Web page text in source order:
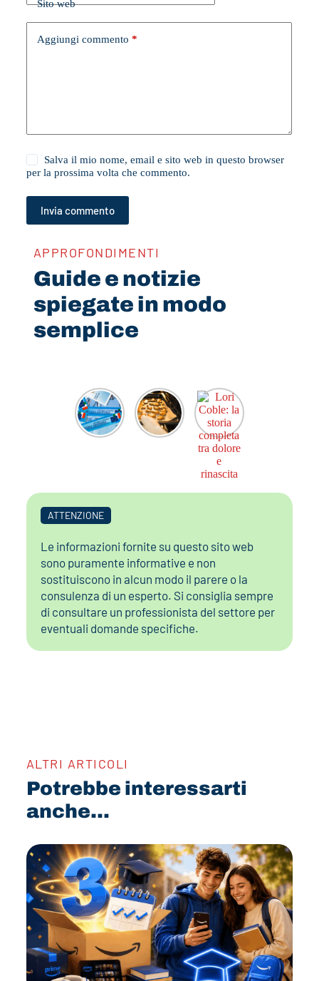
Sito web
Aggiungi commento *
Salva il mio nome, email e sito web in questo browser
per la prossima volta che commento.
Invia commento
APPROFONDIMENTI
Guide e notizie
spiegate in modo
semplice
ATTENZIONE
Le informazioni fornite su questo sito web
sono puramente informative e non
sostituiscono in alcun modo il parere o la
consulenza di un esperto. Si consiglia sempre
di consultare un professionista del settore per
eventuali domande specifiche.
ALTRI ARTICOLI
Potrebbe interessarti
anche...